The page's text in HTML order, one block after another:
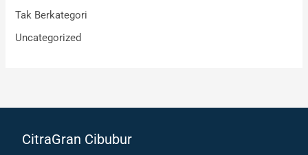
Tak Berkategori
Uncategorized
CitraGran Cibubur